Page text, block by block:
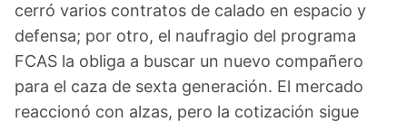
cerró varios contratos de calado en espacio y
defensa; por otro, el naufragio del programa
FCAS la obliga a buscar un nuevo compañero
para el caza de sexta generación. El mercado
reaccionó con alzas, pero la cotización sigue